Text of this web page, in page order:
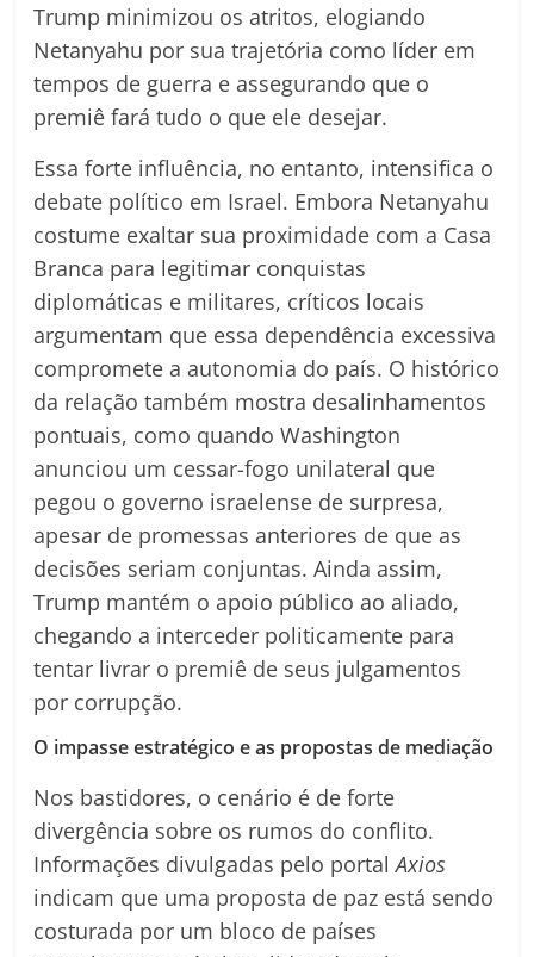
Trump minimizou os atritos, elogiando
Netanyahu por sua trajetória como líder em
tempos de guerra e assegurando que o
premiê fará tudo o que ele desejar.
Essa forte influência, no entanto, intensifica o
debate político em Israel. Embora Netanyahu
costume exaltar sua proximidade com a Casa
Branca para legitimar conquistas
diplomáticas e militares, críticos locais
argumentam que essa dependência excessiva
compromete a autonomia do país. O histórico
da relação também mostra desalinhamentos
pontuais, como quando Washington
anunciou um cessar-fogo unilateral que
pegou o governo israelense de surpresa,
apesar de promessas anteriores de que as
decisões seriam conjuntas. Ainda assim,
Trump mantém o apoio público ao aliado,
chegando a interceder politicamente para
tentar livrar o premiê de seus julgamentos
por corrupção.
O impasse estratégico e as propostas de mediação
Nos bastidores, o cenário é de forte
divergência sobre os rumos do conflito.
Informações divulgadas pelo portalAxios
indicam que uma proposta de paz está sendo
costurada por um bloco de países